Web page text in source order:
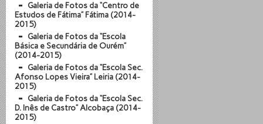
Galeria de Fotos da “Centro de
Estudos de Fátima” Fátima (2014-
2015)
Galeria de Fotos da “Escola
Básica e Secundária de Ourém”
(2014-2015)
Galeria de Fotos da “Escola Sec.
Afonso Lopes Vieira” Leiria (2014-
2015)
Galeria de Fotos da “Escola Sec.
D. Inês de Castro” Alcobaça (2014-
2015)